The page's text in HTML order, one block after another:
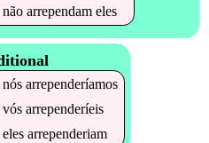
não arrependameles
nós arrependeríamos
vós arrependeríeis
eles arrependeriam